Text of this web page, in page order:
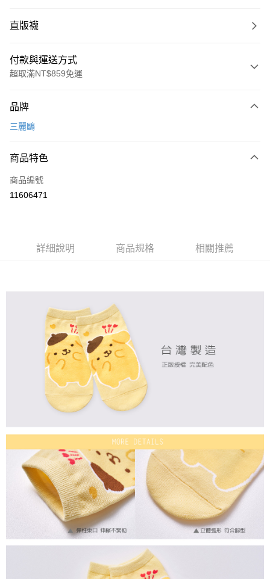
直版襪
付款與運送方式
超取滿NT$859免運
信用卡一次付款
LINE Pay
Apple Pay
ATM付款
每筆NT$80，滿NT$899(含以上)免運費
付款後全家取貨
每筆NT$80，滿NT$859(含以上)免運費
7-11取貨付款
每筆NT$80，滿NT$899(含以上)免運費
付款後7-11取貨
每筆NT$80，滿NT$859(含以上)免運費
宅配
每筆NT$85，滿NT$859(含以上)免運費
品牌
三麗鷗
商品特色
商品編號
11606471
詳細說明 商品規格 相關推薦